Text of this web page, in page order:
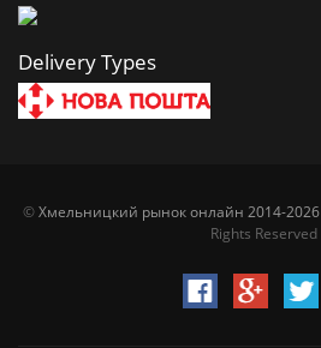
Delivery Types
©Хмельницкий рынок онлайн 2014-2026
Rights Reserved